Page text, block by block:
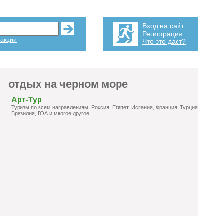
акции
Вход на сайт
Регистрация
Что это даст?
отдых на черном море
Арт-Тур
Туризм по всем направлениям: Россия, Египет, Испания, Франция, Турция,
Бразилия, ГОА и многое другое